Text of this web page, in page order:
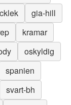
gia-hill
kramar
oskyldig
spanien
svart-bh